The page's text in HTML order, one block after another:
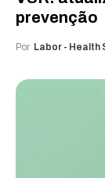
prevenção
Por Labor - Health